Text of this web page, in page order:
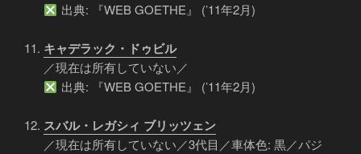
出典: 『WEB GOETHE』 (’11年2月)
キャデラック・ドゥビル
／現在は所有していない／
出典: 『WEB GOETHE』 (’11年2月)
スバル・レガシィ ブリッツェン
／現在は所有していない／3代目／車体色: 黒／パジ